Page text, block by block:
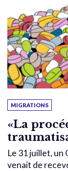
MIGRATIONS
«La
Le 31 juillet, un
venait de